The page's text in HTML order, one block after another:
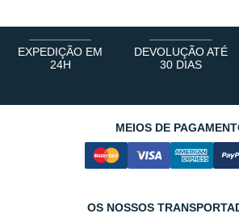
EXPEDIÇÃO EM
24H
DEVOLUÇÃO ATÉ
30 DIAS
MEIOS DE
OS NOSSOS